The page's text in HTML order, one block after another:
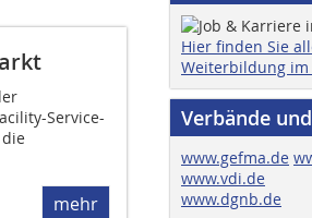
Service-
mehr
Hier finden Sie
Weiterbildung im
Verbände
www.gefma.de
www.vdi.de
www.dgnb.de